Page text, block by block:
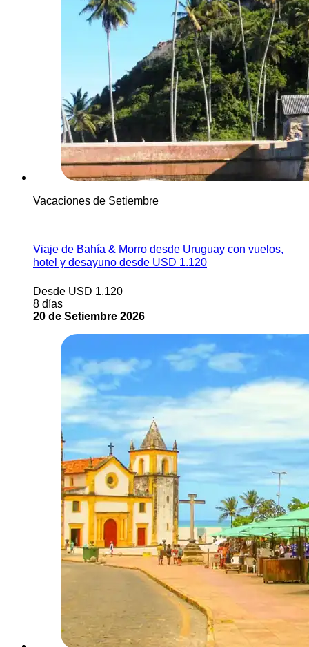
Vacaciones de Setiembre
Viaje de Bahía & Morro desde Uruguay con vuelos,
hotel y desayuno desde USD 1.120
Desde USD 1.120
8 días
20 de Setiembre 2026